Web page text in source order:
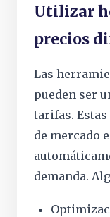
Utilizar
precios
Las
pueden ser
tarifas.
de mercado
demanda.